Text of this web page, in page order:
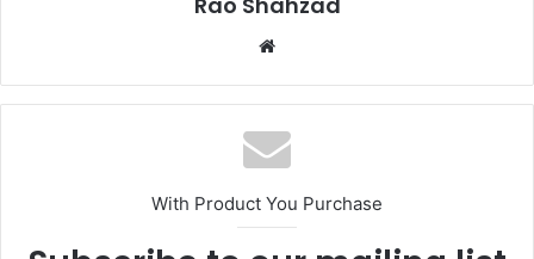
Website
With Product You Purchase